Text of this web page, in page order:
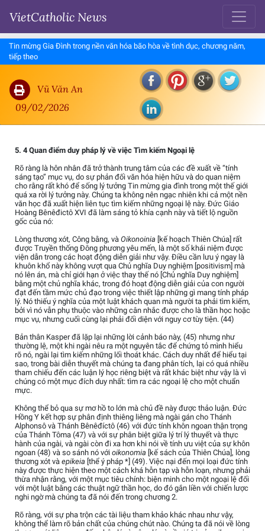
VietCatholic News
Tin mừng Gia Đình trong nền văn hóa bão hòa về tình dục, chương năm,
tiếp theo
Vũ Văn An
09/02/2026
5. 4 Quan điểm duy pháp lý về việc Tìm kiếm Ngoại lệ
Rõ ràng là hôn nhân đã trở thành trung tâm của các đề xuất về “tính
sáng tạo” mục vụ, do sự phản đối văn hóa hiện hữu và do quan niệm
cho rằng rất khó để sống lý tưởng Tin mừng gia đình trong một thế giới
quá xa rời lý tưởng này. Chúng ta không nên ngạc nhiên khi cả một nền
văn học đã xuất hiện liên tục tìm kiếm những ngoại lệ này. Đức Giáo
Hoàng Bênêđictô XVI đã làm sáng tỏ khía cạnh này và tiết lộ nguồn
gốc của nó:
Lòng thương xót, Công bằng, và Oikonoinia [kế hoạch Thiên Chúa] rất
được Truyền thống Đông phương yêu mến, là một số khái niệm được
viện dẫn trong các hoạt động diễn giải như vậy. Điều cần lưu ý ngay là
khuôn khổ này không vượt qua Chủ nghĩa Duy nghiệm [positivism] mà
nó lên án, mà chỉ giới hạn ở việc thay thế nó [Chủ nghĩa Duy nghiệm]
bằng một chủ nghĩa khác, trong đó hoạt động diễn giải của con người
đạt đến tầm mức chủ đạo trong việc thiết lập những gì mang tính pháp
lý. Nó thiếu ý nghĩa của một luật khách quan mà người ta phải tìm kiếm,
bởi vì nó vẫn phụ thuộc vào những cân nhắc được cho là thần học hoặc
mục vụ, nhưng cuối cùng lại phải đối diện với nguy cơ tùy tiện. (44)
Bản thân Kasper đã lặp lại những lời cảnh báo này, (45) nhưng như
thường lệ, một khi ngài nêu ra một nguyên tắc để chứng tỏ mình hiểu
rõ nó, ngài lại tìm kiếm những lối thoát khác. Cách duy nhất để hiểu tại
sao, trong bài diễn thuyết mà chúng ta đang phân tích, lại có quá nhiều
tham chiếu đến các luận lý học riêng biệt và rất khác biệt như vậy là vì
chúng có một mục đích duy nhất: tìm ra các ngoại lệ cho một chuẩn
mực.
Không thể bỏ qua sự mơ hồ to lớn mà chủ đề này được thảo luận. Đức
Hồng Y kết hợp sự phân định thiêng liêng mà ngài gán cho Thánh
Alphonsô và Thánh Bênêđíctô (46) với đức tính khôn ngoan thận trọng
của Thánh Tôma (47) và với sự phân biệt giữa lý trí lý thuyết và thực
hành của ngài, và ngài còn đi xa hơn khi nói về tính ưu việt của sự khôn
ngoan (48) và so sánh nó với oikonomia [kế sách của Thiên Chúa], lòng
thương xót và epikeia [thể ý pháp *] (49). Việc nại đến mọi loại đức tính
này được thực hiện theo một cách khá hỗn tạp và hỗn loạn, nhưng phải
thừa nhận rằng, với một mục tiêu chính: biện minh cho một ngoại lệ đối
với một luật bằng các thuật ngữ thần học, do đó gắn liền với chiến lược
nghi ngờ mà chúng ta đã nói đến trong chương 2.
Rõ ràng, với sự pha trộn các tài liệu tham khảo khác nhau như vậy,
không thể làm rõ bản chất của chúng chút nào. Chúng ta đã nói về lòng